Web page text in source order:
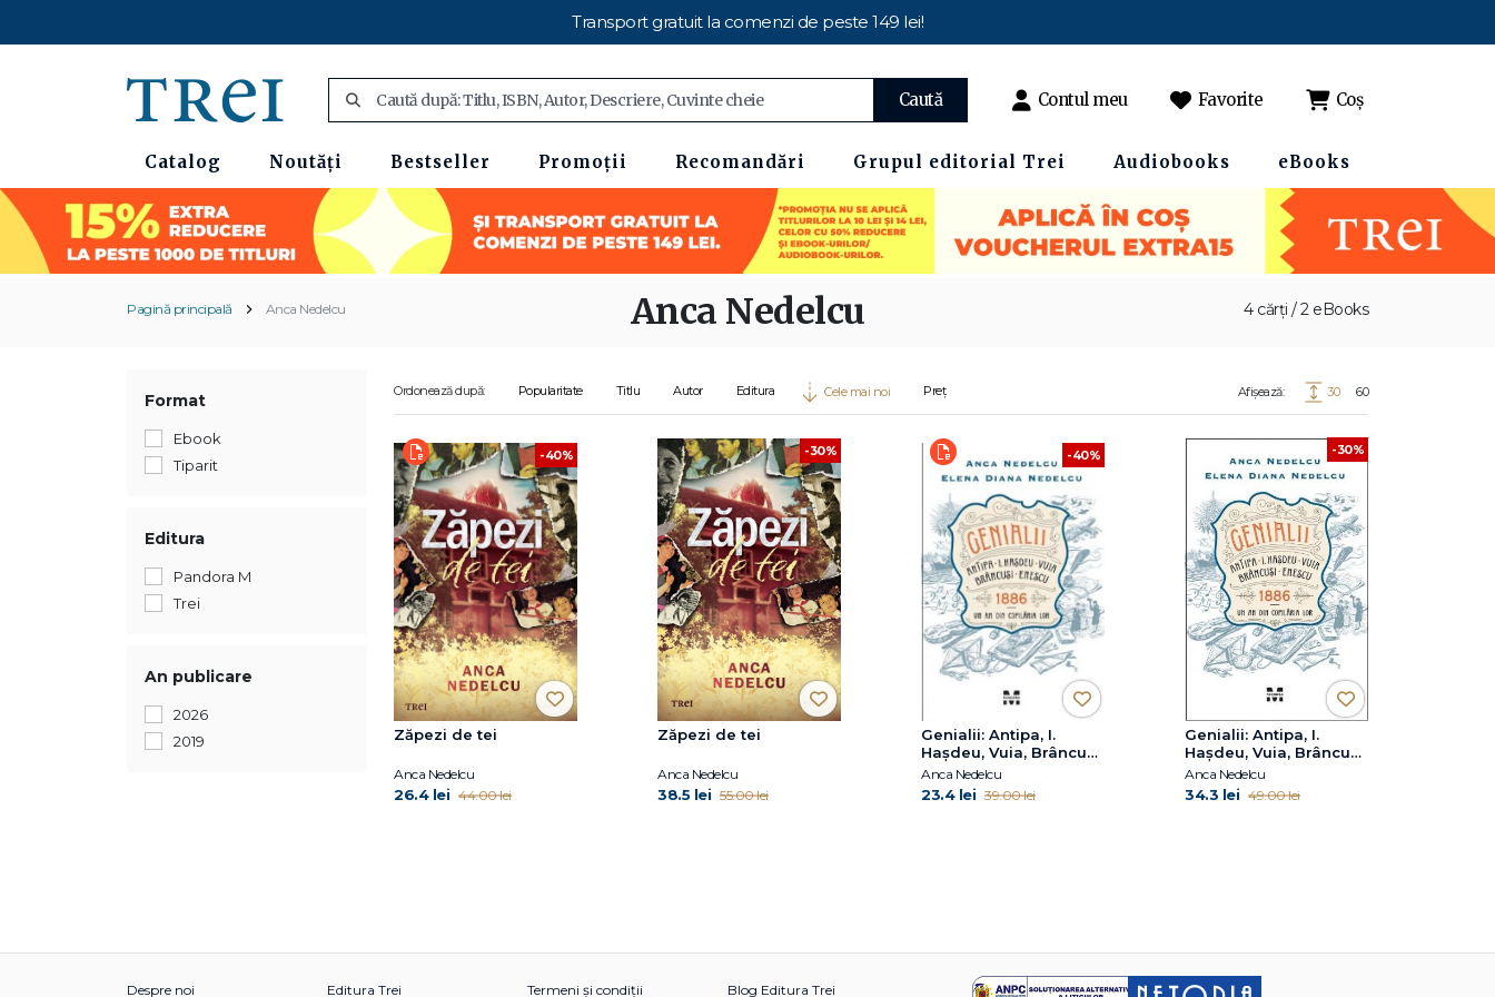
Transport gratuit la comenzi de peste 149 lei!
Caută Contul meu Favorite Coș
Catalog Noutăți Bestseller Promoții Recomandări Grupul editorial Trei Audiobooks eBooks
Pagină principală Anca Nedelcu 4 cărți / 2 eBooks
Anca Nedelcu
Format
Ebook
Tiparit
Editura
Pandora M
Trei
An publicare
2026
2019
Ordonează după: Popularitate Titlu Autor Editura Cele mai noi Preț Afișează: 30 60
-40%
Zăpezi de tei
Anca Nedelcu
26.4 lei 44.00 lei
-30%
Zăpezi de tei
Anca Nedelcu
38.5 lei 55.00 lei
-40%
Genialii: Antipa, I.
Hașdeu, Vuia, Brâncuși,
Enescu. 1886 – Un an
din copilăria lor
Anca Nedelcu
23.4 lei 39.00 lei
-30%
Genialii: Antipa, I.
Hașdeu, Vuia, Brâncuși,
Enescu. 1886 – Un an
din copilăria lor
Anca Nedelcu
34.3 lei 49.00 lei
Despre noi Editura Trei Termeni și condiții Blog Editura Trei